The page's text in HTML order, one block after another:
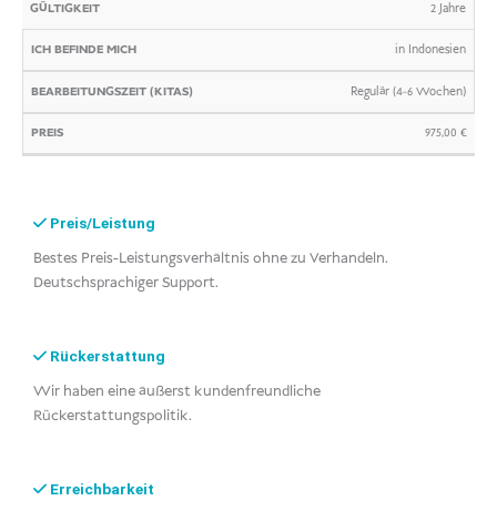
2 Jahre
in Indonesien
Regulär (4-6 Wochen)
975,00€
Preis/Leistung
Bestes Preis-Leistungsverhältnis ohne zu Verhandeln.
Deutschsprachiger Support.
Rückerstattung
Wir haben eine äußerst kundenfreundliche
Rückerstattungspolitik.
Erreichbarkeit